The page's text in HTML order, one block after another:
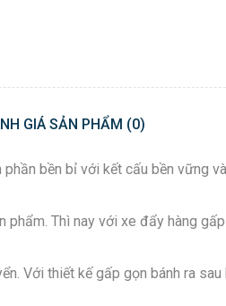
GIÁ SẢN PHẨM (0)
phần bền bỉ với kết cấu bền vững
Thì nay với xe đẩy hàng
Với thiết kế gấp gọn bánh ra